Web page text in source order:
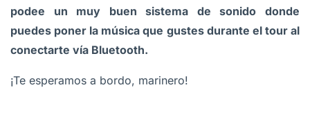
podee un muy buen sistema de sonido donde
puedes poner la música que gustes durante el tour al
conectarte vía Bluetooth.
¡Te esperamos a bordo, marinero!